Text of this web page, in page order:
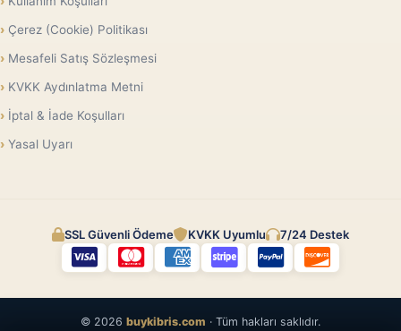
Çerez (Cookie) Politikası
Mesafeli Satış Sözleşmesi
KVKK Aydınlatma Metni
İptal & İade Koşulları
Yasal Uyarı
SSL Güvenli Ödeme KVKK Uyumlu 7/24 Destek
© 2026 buykibris.com · Tüm hakları saklıdır.